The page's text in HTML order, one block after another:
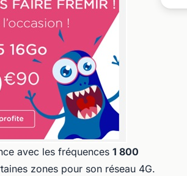
avec les fréquences 1 800
zones pour son réseau 4G.